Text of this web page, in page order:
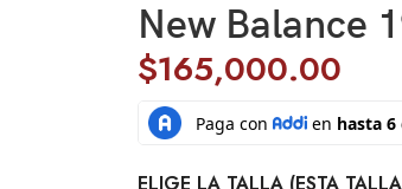
New Balance
$165,000.00